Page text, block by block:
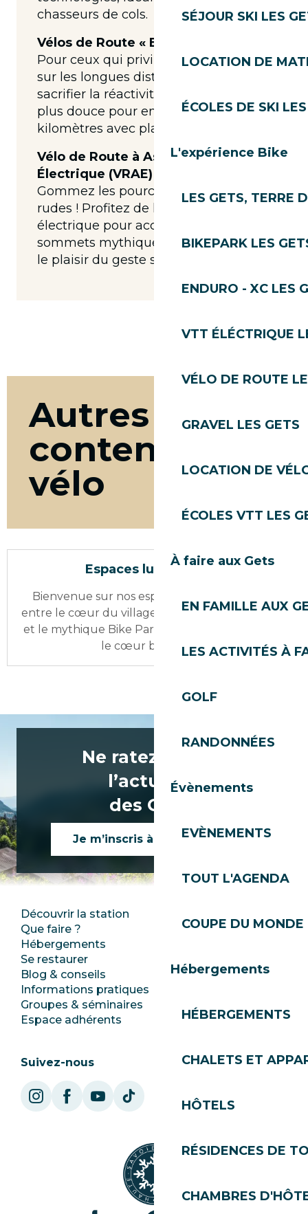
SÉJOUR SKI LES
LOCATION DE
ÉCOLES DE SKI
L'expérience Bike
LES GETS, TERRE
BIKEPARK LES
ENDURO - XC LES
VTT ÉLÉCTRIQUE
VÉLO DE ROUTE
GRAVEL LES GETS
LOCATION DE
ÉCOLES VTT LES
À faire aux Gets
EN FAMILLE AUX
LES ACTIVITÉS À
GOLF
RANDONNÉES
Évènements
EVÈNEMENTS
TOUT L'AGENDA
COUPE DU
Hébergements
HÉBERGEMENTS
CHALETS ET
HÔTELS
RÉSIDENCES DE
CHAMBRES
chasseurs de cols.
Vélos de Route « Endurance »
Pour ceux qui privilégient le confort
sur les longues distances sans
sacrifier la réactivité. Une géométrie
plus douce pour enchaîner les
kilomètres avec plaisir.
Vélo de Route à Assistance
Électrique (VRAE)
Gommez les pourcentages les plus
rudes ! Profitez de la technologie
électrique pour accéder aux
sommets mythiques tout en gardant
le plaisir du geste sportif.
Autres
contenus
vélo
Espaces ludiques vélo
Bienvenue sur nos espaces ludiques. Répartis
entre le cœur du village, le cadre idyllique du lac
et le mythique Bike Park, ces terrains de jeu sont
le cœur battant de...
Ne ratez rien de
l’actualité
des Gets !
Je m’inscris à la newsletter
Découvrir la station
Que faire ?
Hébergements
Se restaurer
Blog & conseils
Informations pratiques
Groupes & séminaires
Espace adhérents
Club Les Gets
Ecotourisme
SoleGets
Les Gets Tourisme
Suivez-nous